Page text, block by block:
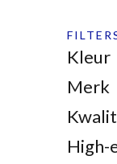
Kleur
Merk
High-